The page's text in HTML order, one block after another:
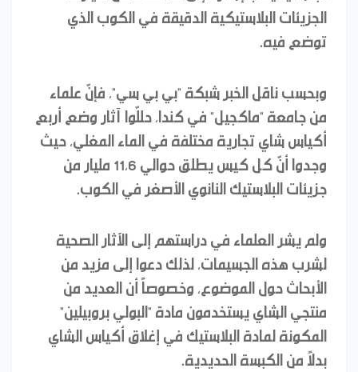
الجزيئات البلاستيكية الدقيقة في الكوب الذي
توضع فيه.
وبحسب ناقل الخبر شبكة "بي بي سي"، فإنّ علماء
من جامعة "ماكجيل" في كندا، حللّوا آثار وضع أربع
أكياس شاي تجارية مختلفة في الماء المغلي، حيث
وجدوا أنّ كل كيس يطلق حوالي 11،6 مليار من
جزيئات البلاستيك النانوي الأصغر في الكوب.
ولم يشر العلماء في دراستهم إلى الآثار الصحية
لشرب هذه الجسيمات، لذلك دعوا إلى مزيد من
الأبحاث حول الموضوع، وخصوصاً أن العديد من
منتجي الشاي يستخدمون مادة "البولي بروبيلين"
المكونة لمادة البلاستيك في إغلاق أكياس الشاي
بدلاً من الكبسة الحديدية.